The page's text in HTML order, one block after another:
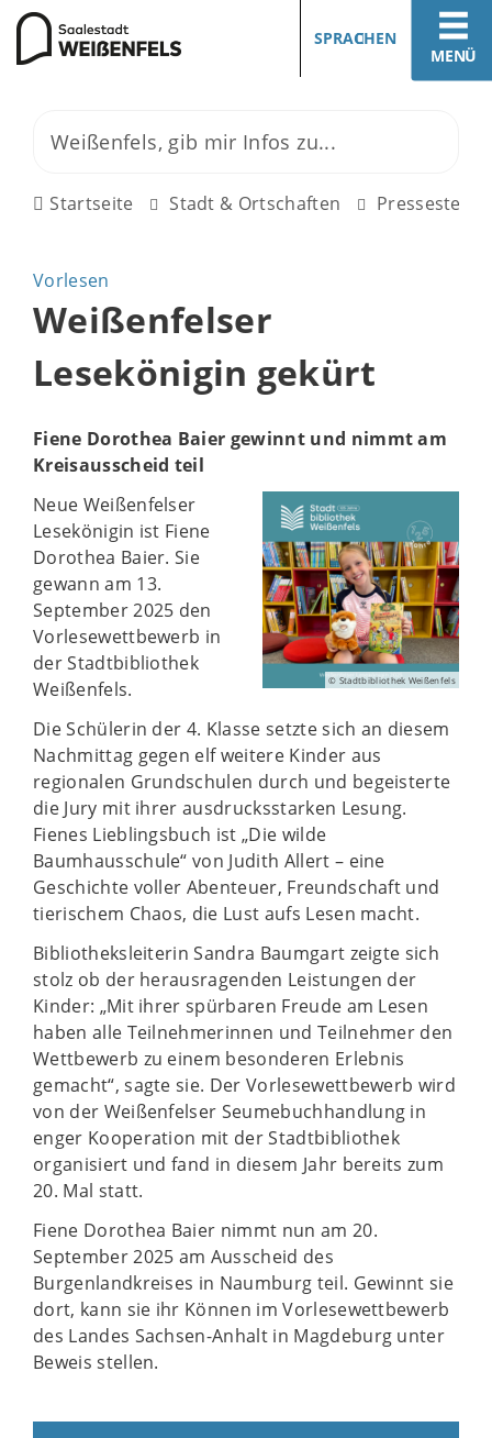
MENÜ
SPRACHEN
Startseite Stadt & Ortschaften Pressestelle
Vorlesen
Weißenfelser
Lesekönigin gekürt
Fiene Dorothea Baier gewinnt und nimmt am
Kreisausscheid teil
© Stadtbibliothek Weißenfels
Neue Weißenfelser
Lesekönigin ist Fiene
Dorothea Baier. Sie
gewann am 13.
September 2025 den
Vorlesewettbewerb in
der Stadtbibliothek
Weißenfels.
Die Schülerin der 4. Klasse setzte sich an diesem
Nachmittag gegen elf weitere Kinder aus
regionalen Grundschulen durch und begeisterte
die Jury mit ihrer ausdrucksstarken Lesung.
Fienes Lieblingsbuch ist „Die wilde
Baumhausschule“ von Judith Allert – eine
Geschichte voller Abenteuer, Freundschaft und
tierischem Chaos, die Lust aufs Lesen macht.
Bibliotheksleiterin Sandra Baumgart zeigte sich
stolz ob der herausragenden Leistungen der
Kinder: „Mit ihrer spürbaren Freude am Lesen
haben alle Teilnehmerinnen und Teilnehmer den
Wettbewerb zu einem besonderen Erlebnis
gemacht“, sagte sie. Der Vorlesewettbewerb wird
von der Weißenfelser Seumebuchhandlung in
enger Kooperation mit der Stadtbibliothek
organisiert und fand in diesem Jahr bereits zum
20. Mal statt.
Fiene Dorothea Baier nimmt nun am 20.
September 2025 am Ausscheid des
Burgenlandkreises in Naumburg teil. Gewinnt sie
dort, kann sie ihr Können im Vorlesewettbewerb
des Landes Sachsen-Anhalt in Magdeburg unter
Beweis stellen.